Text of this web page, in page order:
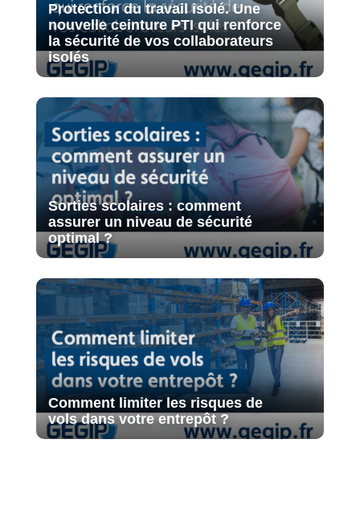
Protection du travail isolé. Une
nouvelle ceinture PTI qui renforce
la sécurité de vos collaborateurs
isolés
Sorties scolaires : comment
assurer un niveau de sécurité
optimal ?
Comment limiter les risques de
vols dans votre entrepôt ?